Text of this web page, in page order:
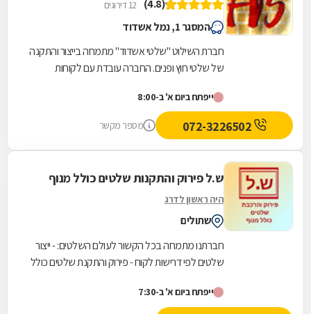
(4.8) 12 דירוגים
המסגר 1, נמל אשדוד
חברת השילוט "שלטי אשדוד" מתמחה בייצור והתקנה
של שלטי חוץ ופנים. החברה עובדת עם לקוחות
סדר...ייפתח ביום א' ב-8:00
מספר מקשר
ש.ל פירוק והתקנות שלטים כולל מנוף
היה ראשון לדרג
שתולים
חברתנו מתמחה בכל הקשור לעולם השלטים: - ייצור
שלטים לפי דרישות לקוח - פירוק והתקנת שלטים כולל
ולא...ייפתח ביום א' ב-7:30